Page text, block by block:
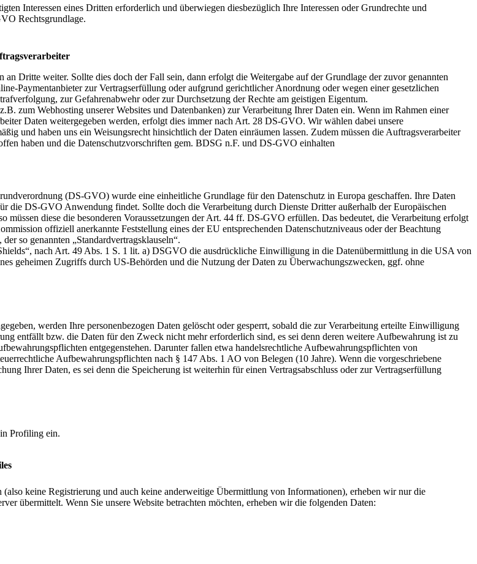
Interessen eines Dritten erforderlich und überwiegen diesbezüglich Ihre Interessen oder Grundrechte und
Rechtsgrundlage.
Dritte weiter. Sollte dies doch der Fall sein, dann erfolgt die Weitergabe auf der Grundlage der zuvor genannten
Paymentanbieter zur Vertragserfüllung oder aufgrund gerichtlicher Anordnung oder wegen einer gesetzlichen
zur Gefahrenabwehr oder zur Durchsetzung der Rechte am geistigen Eigentum.
zum Webhosting unserer Websites und Datenbanken) zur Verarbeitung Ihrer Daten ein. Wenn im Rahmen einer
Daten weitergegeben werden, erfolgt dies immer nach Art. 28 DS-GVO. Wir wählen dabei unsere
und haben uns ein Weisungsrecht hinsichtlich der Daten einräumen lassen. Zudem müssen die Auftragsverarbeiter
haben und die Datenschutzvorschriften gem. BDSG n.F. und DS-GVO einhalten
(DS-GVO) wurde eine einheitliche Grundlage für den Datenschutz in Europa geschaffen. Ihre Daten
die DS-GVO Anwendung findet. Sollte doch die Verarbeitung durch Dienste Dritter außerhalb der Europäischen
müssen diese die besonderen Voraussetzungen der Art. 44 ff. DS-GVO erfüllen. Das bedeutet, die Verarbeitung erfolgt
offiziell anerkannte Feststellung eines der EU entsprechenden Datenschutzniveaus oder der Beachtung
so genannten „Standardvertragsklauseln“.
nach Art. 49 Abs. 1 S. 1 lit. a) DSGVO die ausdrückliche Einwilligung in die Datenübermittlung in die USA von
geheimen Zugriffs durch US-Behörden und die Nutzung der Daten zu Überwachungszwecken, ggf. ohne
werden Ihre personenbezogen Daten gelöscht oder gesperrt, sobald die zur Verarbeitung erteilte Einwilligung
entfällt bzw. die Daten für den Zweck nicht mehr erforderlich sind, es sei denn deren weitere Aufbewahrung ist zu
entgegenstehen. Darunter fallen etwa handelsrechtliche Aufbewahrungspflichten von
Aufbewahrungspflichten nach § 147 Abs. 1 AO von Belegen (10 Jahre). Wenn die vorgeschriebene
Ihrer Daten, es sei denn die Speicherung ist weiterhin für einen Vertragsabschluss oder zur Vertragserfüllung
Profiling ein.
keine Registrierung und auch keine anderweitige Übermittlung von Informationen), erheben wir nur die
übermittelt. Wenn Sie unsere Website betrachten möchten, erheben wir die folgenden Daten: